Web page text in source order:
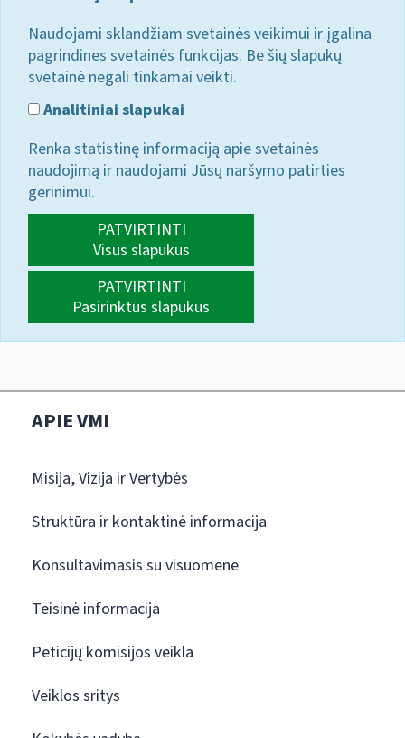
Naudojami sklandžiam svetainės veikimui ir įgalina
pagrindines svetainės funkcijas. Be šių slapukų
svetainė negali tinkamai veikti.
Analitiniai slapukai
Renka statistinę informaciją apie svetainės
naudojimą ir naudojami Jūsų naršymo patirties
gerinimui.
PATVIRTINTI
Visus slapukus
PATVIRTINTI
Pasirinktus slapukus
APIE VMI
Misija, Vizija ir Vertybės
Struktūra ir kontaktinė informacija
Konsultavimasis su visuomene
Teisinė informacija
Peticijų komisijos veikla
Veiklos sritys